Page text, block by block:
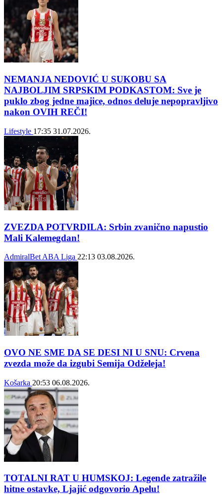
NEMANJA NEDOVIĆ U SUKOBU SA
NAJBOLJIM SRPSKIM PODKASTOM: Sve je
puklo zbog jedne majice, odnos deluje nepopravljivo
nakon OVIH REČI!
Lifestyle 17:35 31.07.2026.
ZVEZDA POTVRDILA: Srbin zvanično napustio
Mali Kalemegdan!
AdmiralBet ABA Liga 22:13 03.08.2026.
OVO NE SME DA SE DESI NI U SNU: Crvena
zvezda može da izgubi Semija Odželeja!
Košarka 20:53 06.08.2026.
TOTALNI RAT U HUMSKOJ: Legende zatražile
hitne ostavke, Ljajić odgovorio Apelu!